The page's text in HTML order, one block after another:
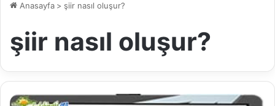
Anasayfa > şiir nasıl oluşur?
şiir nasıl oluşur?